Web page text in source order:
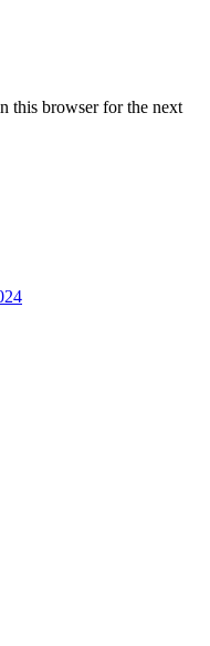
this browser for the next